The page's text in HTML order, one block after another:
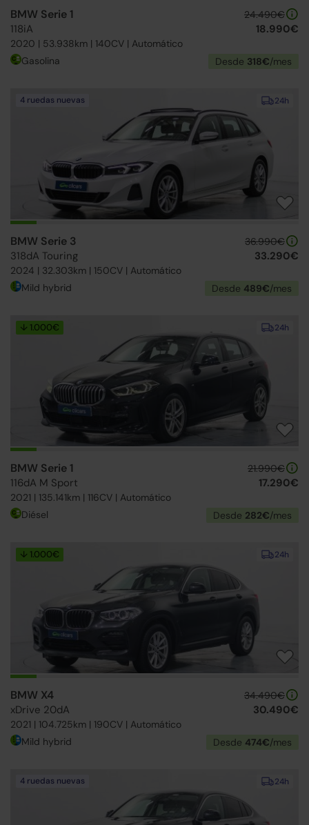
BMW Serie 1
118iA
2020 | 53.938km | 140CV | Automático
24.490€
18.990€
Gasolina Desde 318€/mes
24h
4 ruedas nuevas
BMW Serie 3
318dA Touring
2024 | 32.303km | 150CV | Automático
36.990€
33.290€
Mild hybrid Desde 489€/mes
24h
↓ 1.000€
BMW Serie 1
116dA M Sport
2021 | 135.141km | 116CV | Automático
21.990€
17.290€
Diésel Desde 282€/mes
24h
↓ 1.000€
BMW X4
xDrive 20dA
2021 | 104.725km | 190CV | Automático
34.490€
30.490€
Mild hybrid Desde 474€/mes
24h
4 ruedas nuevas